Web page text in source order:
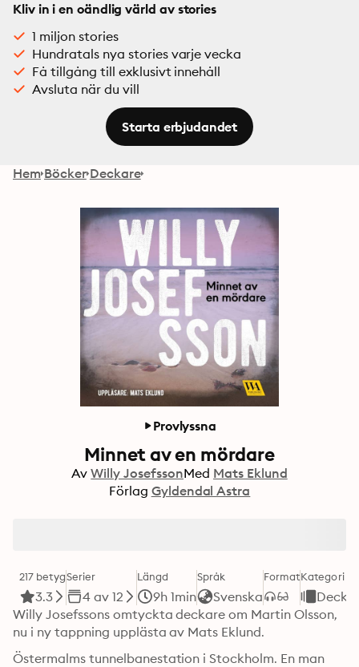
Kliv in i en oändlig värld av stories
1 miljon stories
Hundratals nya stories varje vecka
Få tillgång till exklusivt innehåll
Avsluta när du vill
Starta erbjudandet
Hem Böcker Deckare
Provlyssna
Minnet av en mördare
Av Willy JosefssonMed Mats Eklund
Förlag Gyldendal Astra
217 betyg
3.3
Serier
4 av 12
Längd
9h 1min
Språk
Svenska
FormatKategori
Willy Josefssons omtyckta deckare om Martin Olsson,
nu i ny tappning upplästa av Mats Eklund.
Östermalms tunnelbanestation i Stockholm. En man